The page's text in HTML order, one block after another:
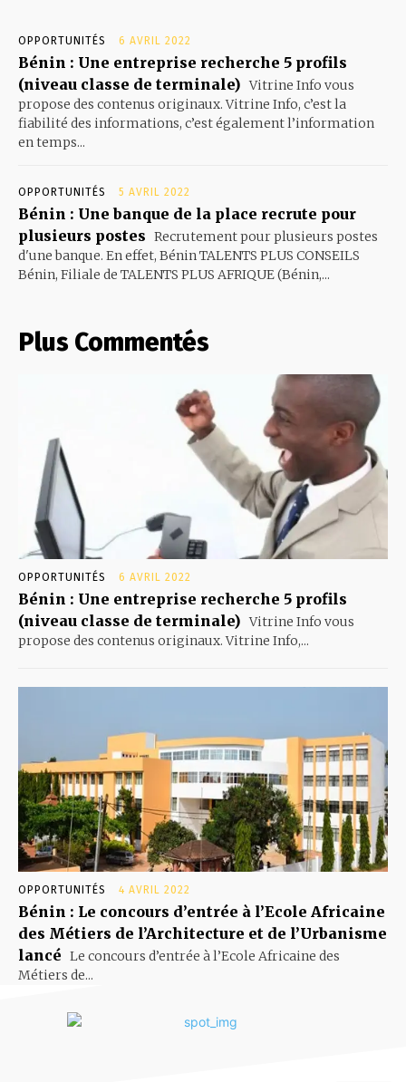
OPPORTUNITÉS 6 AVRIL 2022
Bénin : Une entreprise recherche 5 profils
(niveau classe de terminale) Vitrine Info vous
propose des contenus originaux. Vitrine Info, c’est la
fiabilité des informations, c’est également l’information
en temps...
OPPORTUNITÉS 5 AVRIL 2022
Bénin : Une banque de la place recrute pour
plusieurs postes Recrutement pour plusieurs postes
d'une banque. En effet, Bénin TALENTS PLUS CONSEILS
Bénin, Filiale de TALENTS PLUS AFRIQUE (Bénin,...
Plus Commentés
OPPORTUNITÉS 6 AVRIL 2022
Bénin : Une entreprise recherche 5 profils
(niveau classe de terminale) Vitrine Info vous
propose des contenus originaux. Vitrine Info,...
OPPORTUNITÉS 4 AVRIL 2022
Bénin : Le concours d’entrée à l’Ecole Africaine
des Métiers de l’Architecture et de l’Urbanisme
lancé Le concours d’entrée à l’Ecole Africaine des
Métiers de...